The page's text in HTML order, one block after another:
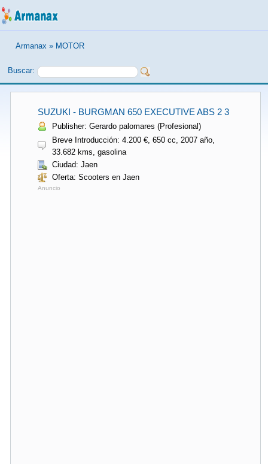
Armanax » MOTOR
Buscar:
SUZUKI - BURGMAN 650 EXECUTIVE ABS 2 3
Publisher: Gerardo palomares (Profesional)
Breve Introducción: 4.200 €, 650 cc, 2007 año,
33.682 kms, gasolina
Ciudad: Jaen
Oferta: Scooters en Jaen
Anuncio